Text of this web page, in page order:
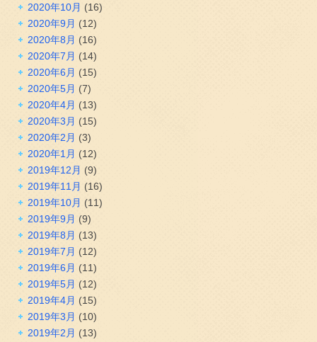
2020年10月 (16)
2020年9月 (12)
2020年8月 (16)
2020年7月 (14)
2020年6月 (15)
2020年5月 (7)
2020年4月 (13)
2020年3月 (15)
2020年2月 (3)
2020年1月 (12)
2019年12月 (9)
2019年11月 (16)
2019年10月 (11)
2019年9月 (9)
2019年8月 (13)
2019年7月 (12)
2019年6月 (11)
2019年5月 (12)
2019年4月 (15)
2019年3月 (10)
2019年2月 (13)